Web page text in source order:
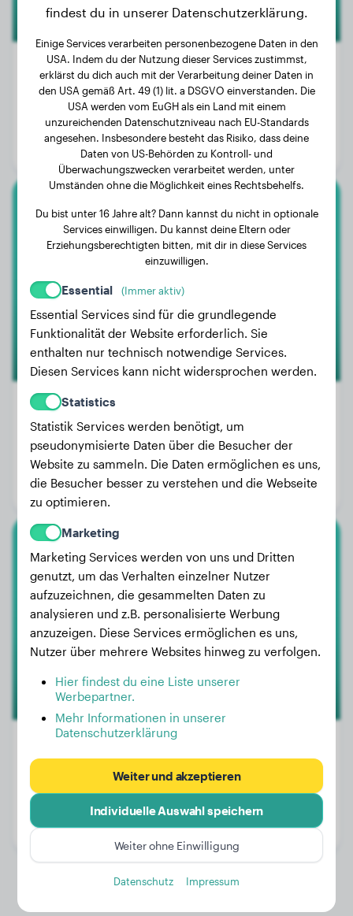
Gewicht:
Alter:
3 Jahre, 6 Monate
Geschlecht:
Mops
Amy Hope
Gewicht:
Alter:
5 Jahre, 2 Monate
Geschlecht:
Hündinn
Cane Corso
Kalua
2 Jahre, 3 Monate
Geschlecht:
Hündinn
findest du in unserer Datenschutzerklärung.
Einige Services verarbeiten personenbezogene Daten in den
USA. Indem du der Nutzung dieser Services zustimmst,
erklärst du dich auch mit der Verarbeitung deiner Daten in
den USA gemäß Art. 49 (1) lit. a DSGVO einverstanden. Die
USA werden vom EuGH als ein Land mit einem
unzureichenden Datenschutzniveau nach EU-Standards
angesehen. Insbesondere besteht das Risiko, dass deine
Daten von US-Behörden zu Kontroll- und
Überwachungszwecken verarbeitet werden, unter
Umständen ohne die Möglichkeit eines Rechtsbehelfs.
Du bist unter 16 Jahre alt? Dann kannst du nicht in optionale
Services einwilligen. Du kannst deine Eltern oder
Erziehungsberechtigten bitten, mit dir in diese Services
einzuwilligen.
Essential (Immer aktiv)
Essential Services sind für die grundlegende
Funktionalität der Website erforderlich. Sie
enthalten nur technisch notwendige Services.
Diesen Services kann nicht widersprochen werden.
Statistics
Statistik Services werden benötigt, um
pseudonymisierte Daten über die Besucher der
Website zu sammeln. Die Daten ermöglichen es uns,
die Besucher besser zu verstehen und die Webseite
zu optimieren.
Marketing
Marketing Services werden von uns und Dritten
genutzt, um das Verhalten einzelner Nutzer
aufzuzeichnen, die gesammelten Daten zu
analysieren und z.B. personalisierte Werbung
anzuzeigen. Diese Services ermöglichen es uns,
Nutzer über mehrere Websites hinweg zu verfolgen.
Hier findest du eine Liste unserer
Werbepartner.
Mehr Informationen in unserer
Datenschutzerklärung
Weiter und akzeptieren
Individuelle Auswahl speichern
Weiter ohne Einwilligung
Datenschutz Impressum